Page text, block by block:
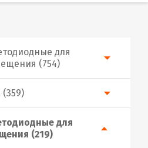
(359)
для
(754)
для
(219)